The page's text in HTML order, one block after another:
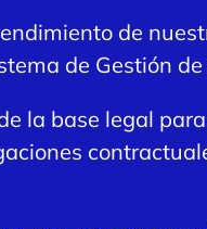
de
de Gestión
la base legal